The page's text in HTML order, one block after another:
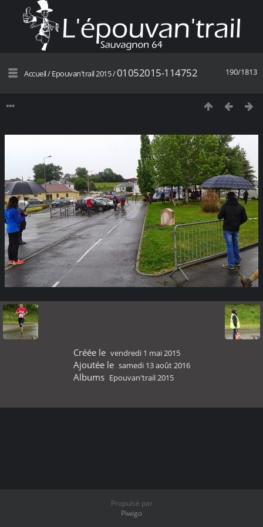
190/1813
Accueil/Epouvan'trail 2015/01052015-114752
Créée le vendredi 1 mai 2015
Ajoutée le samedi 13 août 2016
Albums Epouvan'trail 2015
Propulsé par
Piwigo